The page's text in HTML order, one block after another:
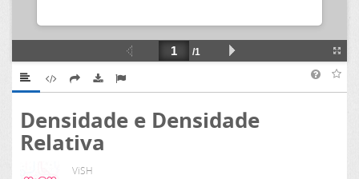
Densidade e Densidade
Relativa
ViSH